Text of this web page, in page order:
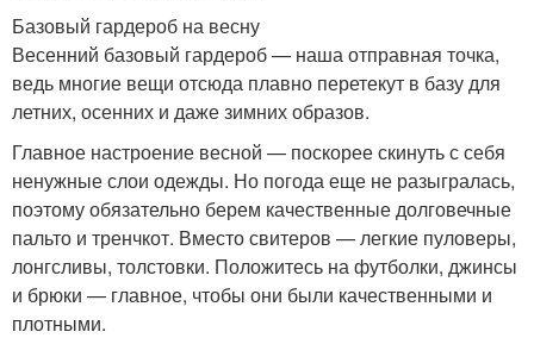
Базовый гардероб на весну
Весенний базовый гардероб — наша отправная точка,
ведь многие вещи отсюда плавно перетекут в базу для
летних, осенних и даже зимних образов.
Главное настроение весной — поскорее скинуть с себя
ненужные слои одежды. Но погода еще не разыгралась,
поэтому обязательно берем качественные долговечные
пальто и тренчкот. Вместо свитеров — легкие пуловеры,
лонгсливы, толстовки. Положитесь на футболки, джинсы
и брюки — главное, чтобы они были качественными и
плотными.